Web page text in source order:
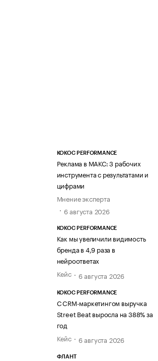
KOKOC PERFORMANCE
Реклама в МАКС: 3 рабочих
инструмента с результатами и
цифрами
Мнение эксперта
6 августа 2026
KOKOC PERFORMANCE
Как мы увеличили видимость
бренда в 4,9 раза в
нейроответах
Кейс
6 августа 2026
KOKOC PERFORMANCE
С CRM-маркетингом выручка
Street Beat выросла на 388% за
год
Кейс
6 августа 2026
ФЛАНТ